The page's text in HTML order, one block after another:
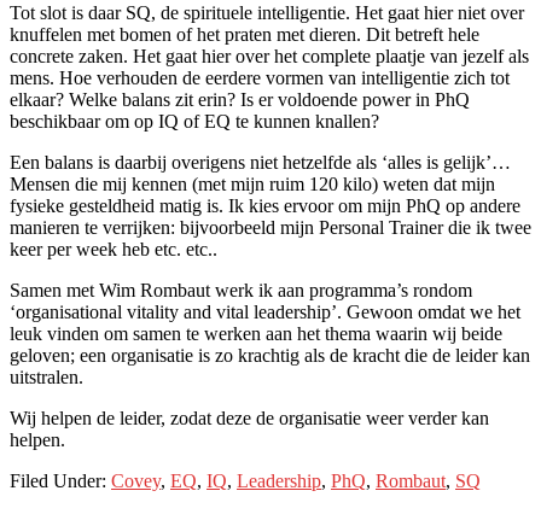
Tot slot is daar SQ, de spirituele intelligentie. Het gaat hier niet over
knuffelen met bomen of het praten met dieren. Dit betreft hele
concrete zaken. Het gaat hier over het complete plaatje van jezelf als
mens. Hoe verhouden de eerdere vormen van intelligentie zich tot
elkaar? Welke balans zit erin? Is er voldoende power in PhQ
beschikbaar om op IQ of EQ te kunnen knallen?
Een balans is daarbij overigens niet hetzelfde als ‘alles is gelijk’…
Mensen die mij kennen (met mijn ruim 120 kilo) weten dat mijn
fysieke gesteldheid matig is. Ik kies ervoor om mijn PhQ op andere
manieren te verrijken: bijvoorbeeld mijn Personal Trainer die ik twee
keer per week heb etc. etc..
Samen met Wim Rombaut werk ik aan programma’s rondom
‘organisational vitality and vital leadership’. Gewoon omdat we het
leuk vinden om samen te werken aan het thema waarin wij beide
geloven; een organisatie is zo krachtig als de kracht die de leider kan
uitstralen.
Wij helpen de leider, zodat deze de organisatie weer verder kan
helpen.
Filed Under: Covey, EQ, IQ, Leadership, PhQ, Rombaut, SQ